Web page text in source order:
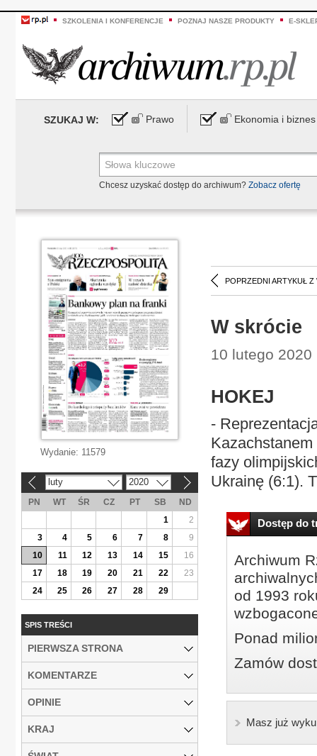
SZKOLENIA I KONFERENCJE POZNAJ NASZE PRODUKTY E-
SZUKAJ W: Prawo Ekonomia i biznes
Chcesz uzyskać dostęp do archiwum? Zobacz ofertę
POPRZEDNI ARTYKUŁ Z
W skrócie
10 lutego 2020
HOKEJ
-
fazy
Ukrainę (6:1).
Dostęp do
Archiwum
od 1993
Ponad
Zamów
Masz już
Wydanie: 11579
luty 2020
PN WT ŚR CZ PT SB
ND
1
2
3
4 5 6 7 8
9
10
11 12 13 14 15
16
17
18 19 20 21 22
23
24
25 26 27 28 29
SPIS TREŚCI
PIERWSZA STRONA
KOMENTARZE
OPINIE
KRAJ